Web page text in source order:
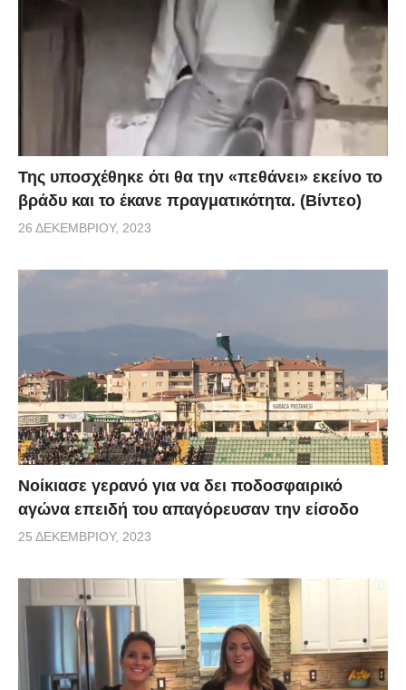
Της υποσχέθηκε ότι θα την «πεθάνει» εκείνο το
βράδυ και το έκανε πραγματικότητα. (Βίντεο)
26 ΔΕΚΕΜΒΡΊΟΥ, 2023
Νοίκιασε γερανό για να δει ποδοσφαιρικό
αγώνα επειδή του απαγόρευσαν την είσοδο
25 ΔΕΚΕΜΒΡΊΟΥ, 2023